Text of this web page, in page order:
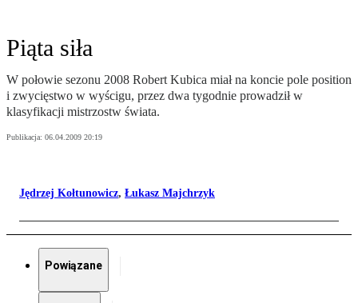
Piąta siła
W połowie sezonu 2008 Robert Kubica miał na koncie pole position
i zwycięstwo w wyścigu, przez dwa tygodnie prowadził w
klasyfikacji mistrzostw świata.
Publikacja: 06.04.2009 20:19
Jędrzej Kołtunowicz, Łukasz Majchrzyk
Powiązane